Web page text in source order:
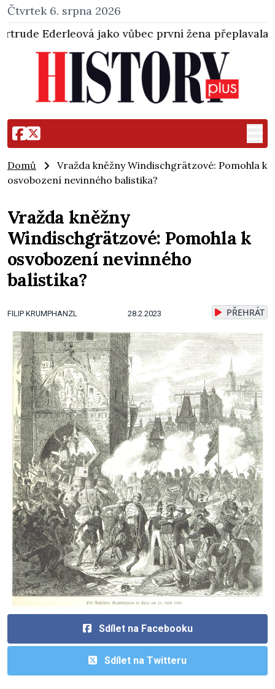
Čtvrtek 6. srpna 2026
vůbec první žena přeplavala kanál La Manche.
Domů
Vražda kněžny Windischgrätzové: Pomohla k
osvobození nevinného balistika?
Vražda kněžny
Windischgrätzové: Pomohla k
osvobození nevinného
balistika?
FILIP KRUMPHANZL 28.2.2023 PŘEHRÁT
Sdílet na Facebooku
Sdílet na Twitteru